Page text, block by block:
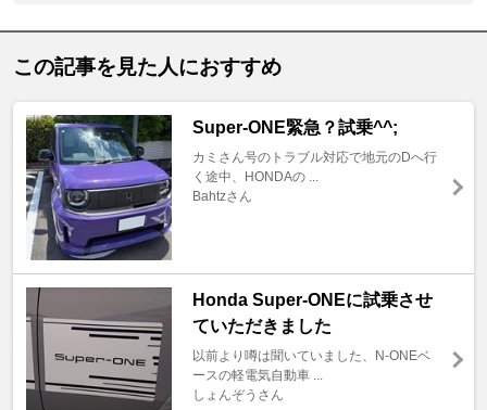
この記事を見た人におすすめ
Super-ONE緊急？試乗^^;
カミさん号のトラブル対応で地元のDへ行
く途中、HONDAの ...
Bahtzさん
Honda Super-ONEに試乗させ
ていただきました
以前より噂は聞いていました、N-ONEベ
ースの軽電気自動車 ...
しょんぞうさん